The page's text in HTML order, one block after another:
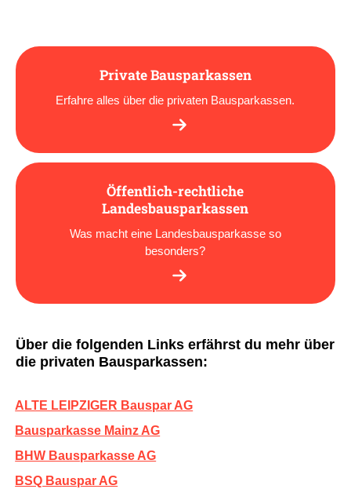
Private Bausparkassen
Erfahre alles über die privaten Bausparkassen.
Öffentlich-rechtliche
Landesbausparkassen
Was macht eine Landesbausparkasse so
besonders?
Über die folgenden Links erfährst du mehr über
die privaten Bausparkassen:
ALTE LEIPZIGER Bauspar AG
Bausparkasse Mainz AG
BHW Bausparkasse AG
BSQ Bauspar AG